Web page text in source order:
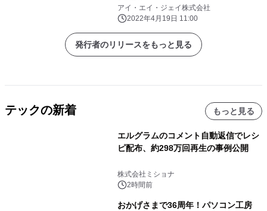
アイ・エイ・ジェイ株式会社
2022年4月19日 11:00
発行者のリリースをもっと見る
テックの新着 もっと見る
エルグラムのコメント自動返信でレシ
ピ配布、約298万回再生の事例公開
株式会社ミショナ
2時間前
おかげさまで36周年！パソコン工房